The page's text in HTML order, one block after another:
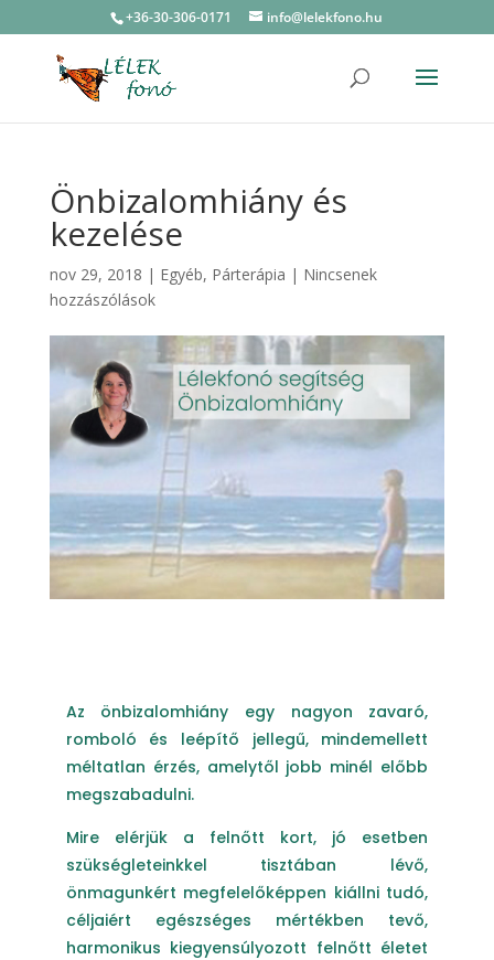
+36-30-306-0171 info@lelekfono.hu
Önbizalomhiány és
kezelése
nov 29, 2018 | Egyéb, Párterápia | Nincsenek
hozzászólások
Az önbizalomhiány egy nagyon zavaró,
romboló és leépítő jellegű, mindemellett
méltatlan érzés, amelytől jobb minél előbb
megszabadulni.
Mire elérjük a felnőtt kort, jó esetben
szükségleteinkkel tisztában lévő,
önmagunkért megfelelőképpen kiállni tudó,
céljaiért egészséges mértékben tevő,
harmonikus kiegyensúlyozott felnőtt életet